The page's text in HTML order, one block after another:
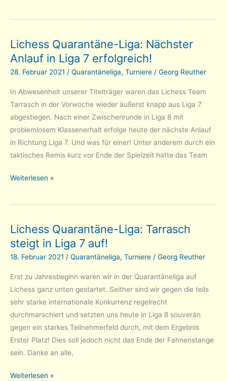
Liga:
geht
weiter
aufwärts
jetzt
in
Liga
6!
Lichess Quarantäne-Liga: Nächster
Anlauf in Liga 7 erfolgreich!
28. Februar 2021 / Quarantäneliga, Turniere / Georg Reuther
In Abwesenheit unserer Titelträger waren das Lichess Team
Tarrasch in der Vorwoche wieder äußerst knapp aus Liga 7
abgestiegen. Nach einer Zwischenrunde in Liga 8 mit
problemlosem Klassenerhalt erfolge heute der nächste Anlauf
in Richtung Liga 7. Und was für einer! Unter anderem durch ein
taktisches Remis kurz vor Ende der Spielzeit hatte das Team
Lichess
Liga:
Anlauf
in
Liga
erfolgreich!
Weiterlesen »
Lichess Quarantäne-Liga: Tarrasch
steigt in Liga 7 auf!
18. Februar 2021 / Quarantäneliga, Turniere / Georg Reuther
Erst zu Jahresbeginn waren wir in der Quarantäneliga auf
Lichess ganz unten gestartet. Seither sind wir gegen die teils
sehr starke internationale Konkurrenz regelrecht
durchmarschiert und setzten uns heute in Liga 8 souverän
gegen ein starkes Teilnehmerfeld durch, mit dem Ergebnis
Erster Platz! Dies soll jedoch nicht das Ende der Fahnenstange
sein. Danke an alle,
Lichess
Weiterlesen »